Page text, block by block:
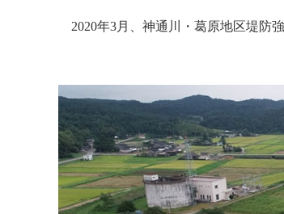
2020年3月、神通川・葛原地区堤防